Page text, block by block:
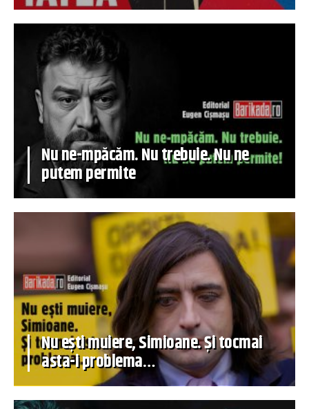
Nu ne-mpăcăm. Nu trebuie. Nu ne
putem permite
Nu ești muiere, Simioane. Și tocmai
asta-i problema…